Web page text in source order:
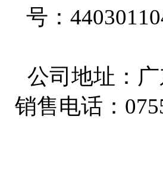
号：
公司地址：
销售电话：